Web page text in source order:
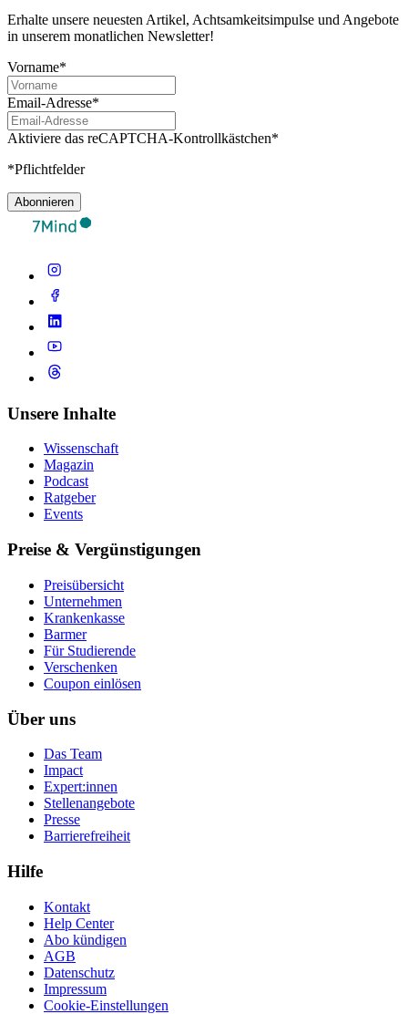
Erhalte unsere neuesten Artikel, Achtsamkeitsimpulse und Angebote
in unserem monatlichen Newsletter!
Vorname*
Email-Adresse*
Aktiviere das reCAPTCHA-Kontrollkästchen*
*Pflichtfelder
Abonnieren
Unsere Inhalte
Wissenschaft
Magazin
Podcast
Ratgeber
Events
Preise & Vergünstigungen
Preisübersicht
Unternehmen
Krankenkasse
Barmer
Für Studierende
Ver­schen­ken
Coupon einlösen
Über uns
Das Team
Impact
Expert:innen
Stellenangebote
Presse
Barrierefreiheit
Hilfe
Kontakt
Help Center
Abo kündigen
AGB
Datenschutz
Impressum
Cookie-Einstellungen